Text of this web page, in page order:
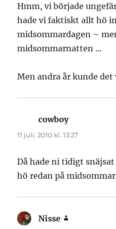
Hmm, vi började
hade vi faktiskt allt hö
midsommardagen –
midsommarnatten …
Men andra år kunde det
cowboyskriver:
11 juli, 2010 kl. 13:27
Då hade ni tidigt
hö redan på midsommar
Nisse